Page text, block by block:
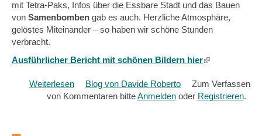
mit Tetra-Paks, Infos über die Essbare Stadt und das Bauen
von Samenbomben gab es auch. Herzliche Atmosphäre,
gelöstes Miteinander – so haben wir schöne Stunden
verbracht.
Ausführlicher Bericht mit schönen Bildern hier(link
external)
Weiterlesen über
Rücklick
Blog von Davide Roberto
Zum Verfassen
von Kommentaren bitteAnmeldenoder Registrieren.